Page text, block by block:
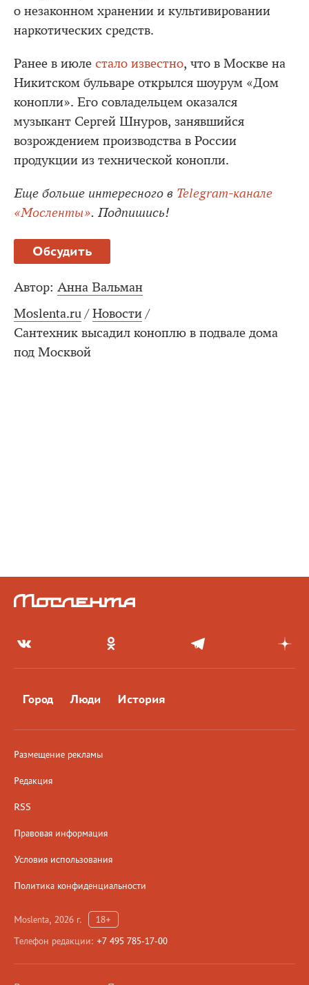
о незаконном хранении и культивировании
наркотических средств.
Ранее в июле стало известно, что в Москве на
Никитском бульваре открылся шоурум «Дом
конопли». Его совладельцем оказался
музыкант Сергей Шнуров, занявшийся
возрождением производства в России
продукции из технической конопли.
Еще больше интересного в Telegram-канале
«Мосленты». Подпишись!
Обсудить
Автор: Анна Вальман
Moslenta.ru / Новости /
Сантехник высадил коноплю в подвале дома
под Москвой
Город Люди История
Размещение рекламы
Редакция
RSS
Правовая информация
Условия использования
Политика конфиденциальности
Moslenta, 2026 г.
18+
Телефон редакции: +7 495 785-17-00